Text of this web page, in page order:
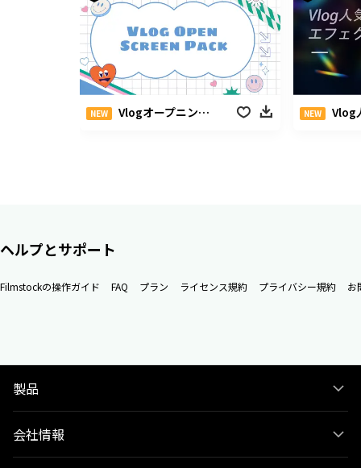
NEW Vlogオープニングパック NEW Vlog人
ヘルプとサポート
Filmstockの操作ガイド FAQ プラン ライセンス規約 プライバシー規約 お
製品
会社情報